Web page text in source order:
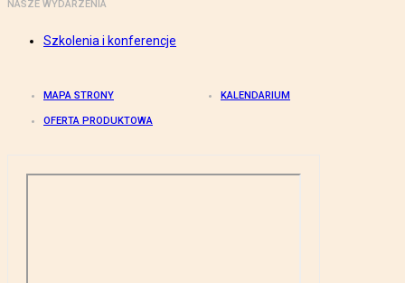
NASZE WYDARZENIA
Szkolenia i konferencje
MAPA STRONY KALENDARIUM
OFERTA PRODUKTOWA